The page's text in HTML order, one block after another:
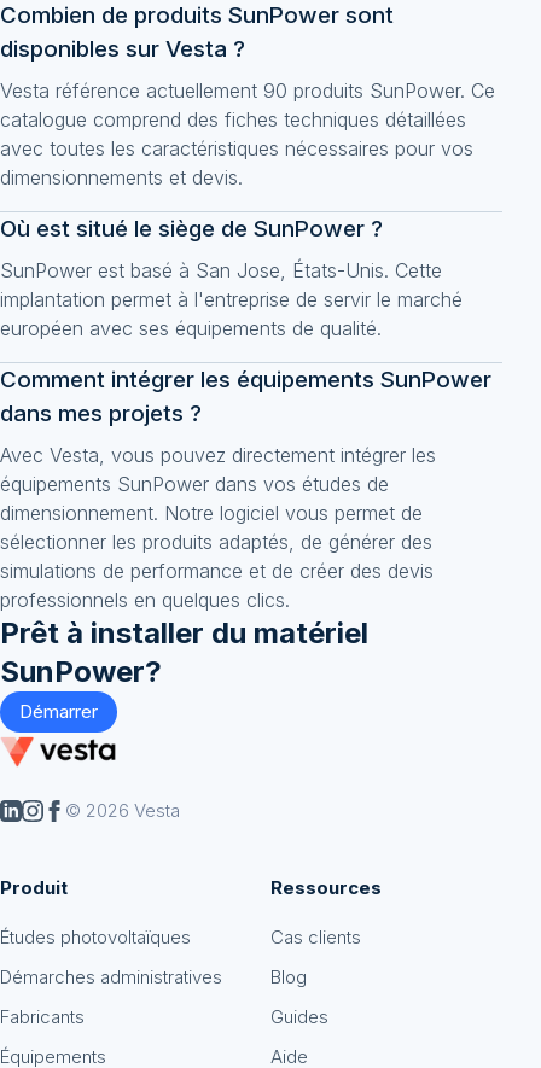
Combien de produits SunPower sont
disponibles sur Vesta ?
Vesta référence actuellement 90 produits SunPower. Ce
catalogue comprend des fiches techniques détaillées
avec toutes les caractéristiques nécessaires pour vos
dimensionnements et devis.
Où est situé le siège de SunPower ?
SunPower est basé à San Jose, États-Unis. Cette
implantation permet à l'entreprise de servir le marché
européen avec ses équipements de qualité.
Comment intégrer les équipements SunPower
dans mes projets ?
Avec Vesta, vous pouvez directement intégrer les
équipements SunPower dans vos études de
dimensionnement. Notre logiciel vous permet de
sélectionner les produits adaptés, de générer des
simulations de performance et de créer des devis
professionnels en quelques clics.
Prêt à installer du matériel
SunPower?
Démarrer
© 2026 Vesta
Produit
Études photovoltaïques
Démarches administratives
Fabricants
Équipements
Ressources
Cas clients
Blog
Guides
Aide